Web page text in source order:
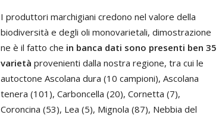
I produttori marchigiani credono nel valore della
biodiversità e degli oli monovarietali, dimostrazione
ne è il fatto che in banca dati sono presenti ben 35
varietà provenienti dalla nostra regione, tra cui le
autoctone Ascolana dura (10 campioni), Ascolana
tenera (101), Carboncella (20), Cornetta (7),
Coroncina (53), Lea (5), Mignola (87), Nebbia del